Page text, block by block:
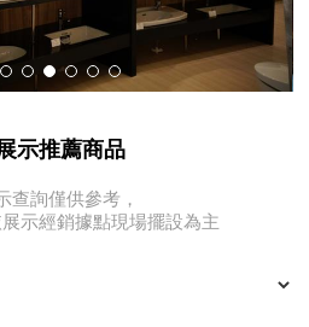
示推薦商品
查詢僅供參考，
示經銷據點現場擺設為主